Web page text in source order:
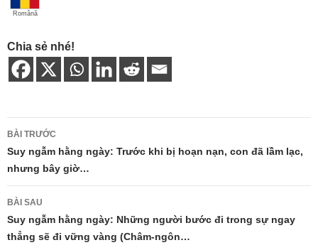
Română
Chia sẻ nhé!
Điều
hướng
bài
viết
BÀI TRƯỚC
Suy ngẫm hằng ngày: Trước khi bị hoạn nạn, con đã lầm lạc,
nhưng bây giờ…
BÀI SAU
Suy ngẫm hằng ngày: Những người bước đi trong sự ngay
thẳng sẽ đi vững vàng (Châm-ngôn…